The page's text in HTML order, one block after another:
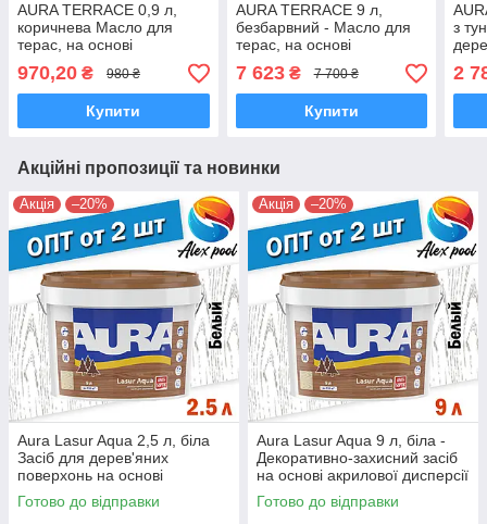
AURA TERRACE 0,9 л,
коричнева Масло для
терас, на основі
натуральних тунгової і
лляної олії, просочення
970,20 ₴ 980 ₴
Купити
AURA TERRACE 9 л,
безбарвний - Масло для
терас, на основі
натуральних тунгової і
лляної олії, просочення
7 623₴ 7 700 ₴
Купити
з
2
Акційні пропозиції та новинки
Акція –20%
Aura Lasur Aqua 2,5 л, біла
Засіб для дерев'яних
поверхонь на основі
акрилової дисперсії з
антисептиком
Готово до відправки
Акція –20%
Aura Lasur Aqua 9 л, біла -
Декоративно-захисний засіб
на основі акрилової дисперсії
з антисептиком.
Готово до відправки